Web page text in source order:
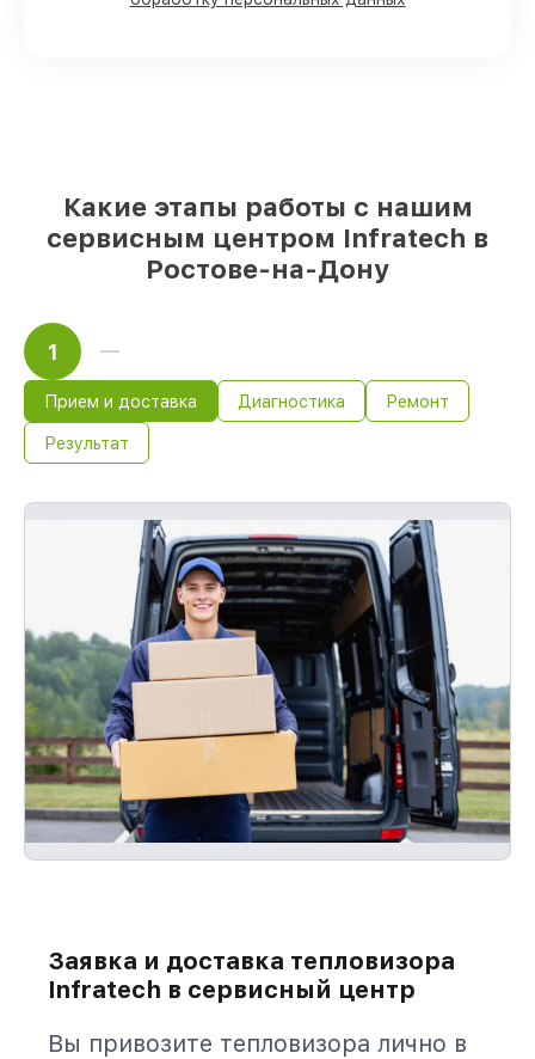
старте работ
Какие этапы работы с нашим
сервисным центром Infratech в
Ростове-на-Дону
1
Прием и доставка Диагностика Ремонт
Результат
Заявка и доставка тепловизора
Infratech в сервисный центр
Вы привозите тепловизора лично в